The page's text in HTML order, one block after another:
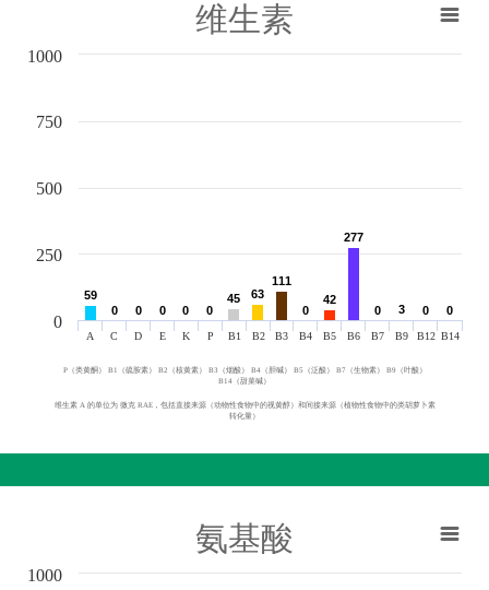
维生素
59
59
0
0 0
0 0
0 0
0 0
0
45
45 63
63
111
111
0
0
42
42
277
277
0
0 3
3 0
0 0
0
A C D E K P B1 B2 B3 B4 B5 B6 B7 B9 B12 B14
0
250
500
750
1000
P（类黄酮） B1（硫胺素） B2（核黄素） B3（烟酸） B4（胆碱） B5（泛酸） B7（生物素） B9（叶酸）
B14（甜菜碱）
维生素 A 的单位为 微克 RAE，包括直接来源（动物性食物中的视黄醇）和间接来源（植物性食物中的类胡萝卜素
转化量）
氨基酸
1000